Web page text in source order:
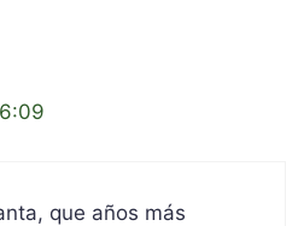
que años más